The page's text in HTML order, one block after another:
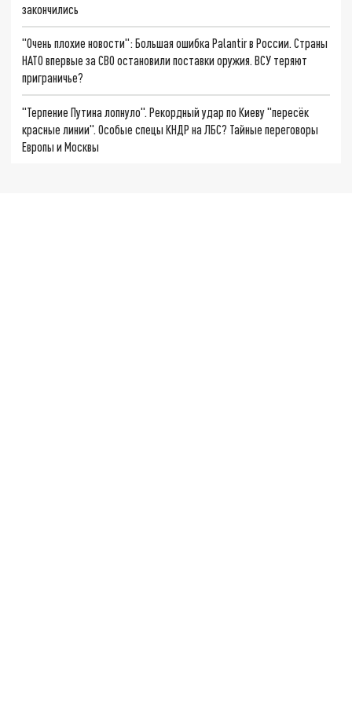
закончились
"Очень плохие новости": Большая ошибка Palantir в России. Страны
НАТО впервые за СВО остановили поставки оружия. ВСУ теряют
приграничье?
"Терпение Путина лопнуло". Рекордный удар по Киеву "пересёк
красные линии". Особые спецы КНДР на ЛБС? Тайные переговоры
Европы и Москвы